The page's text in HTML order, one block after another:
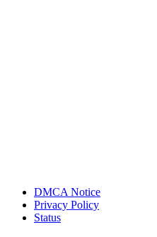
DMCA Notice
Privacy Policy
Status